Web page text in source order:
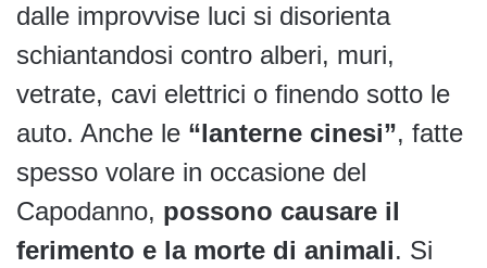
dalle improvvise luci si disorienta
schiantandosi contro alberi, muri,
vetrate, cavi elettrici o finendo sotto le
auto. Anche le “lanterne cinesi”, fatte
spesso volare in occasione del
Capodanno, possono causare il
ferimento e la morte di animali. Si